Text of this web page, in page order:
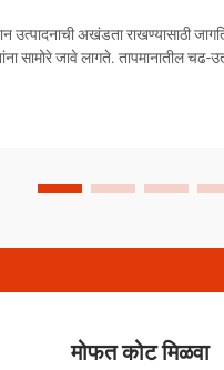
उत्पादनाची अखंडता राखण्यासाठी
सामोरे जावे लागते. तापमानातील चढ-
पाहिजेत.
मोफत कोट मिळवा